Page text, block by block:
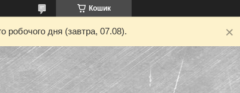
Кошик
робочого дня (завтра, 07.08).